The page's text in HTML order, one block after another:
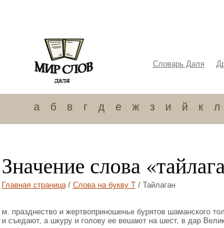
Словарь Даля
а б в г д е ж з и й к л
Значение слова
Главная страница/ Слова на букву Т/ Тайлаган
м. празднество и жертвоприношенье бурятов шаманского
и съедают, а шкуру и голову ее вешают на шест, в дар